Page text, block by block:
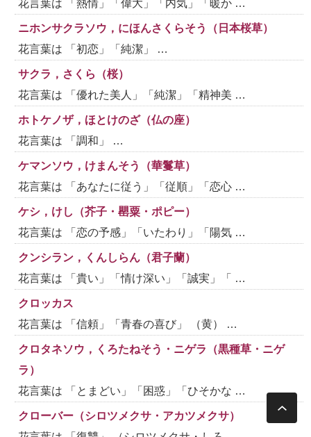
花言葉は 「熱情」「偉大」「内気」「暖か …
ニホンサクラソウ，にほんさくらそう（日本桜草）
花言葉は 「初恋」「純潔」 …
サクラ，さくら（桜）
花言葉は 「優れた美人」「純潔」「精神美 …
ホトケノザ，ほとけのざ（仏の座）
花言葉は 「調和」 …
ケマンソウ，けまんそう（華鬘草）
花言葉は 「あなたに従う」「従順」「恋心 …
ケシ，けし（芥子・罌粟・ポピー）
花言葉は 「恋の予感」「いたわり」「陽気 …
クンシラン，くんしらん（君子蘭）
花言葉は 「貴い」「情け深い」「誠実」「 …
クロッカス
花言葉は 「信頼」「青春の喜び」 （黄） …
クロタネソウ，くろたねそう・ニゲラ（黒種草・ニゲ
ラ）
花言葉は 「とまどい」「困惑」「ひそかな …
クローバー（シロツメクサ・アカツメクサ）